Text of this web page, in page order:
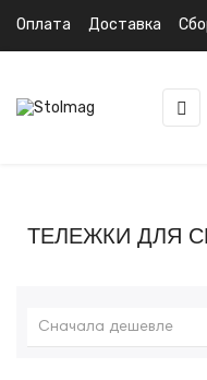
Оплата Доставка
☰
ТЕЛЕЖКИ ДЛЯ
Сначала дешевле